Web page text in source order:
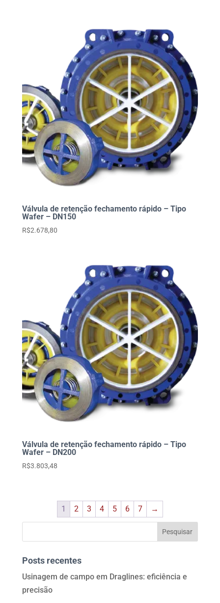
Válvula de retenção fechamento rápido – Tipo
Wafer – DN150
R$2.678,80
Válvula de retenção fechamento rápido – Tipo
Wafer – DN200
R$3.803,48
1 2 3 4 5 6 7 →
Posts recentes
Usinagem de campo em Draglines: eficiência e
precisão